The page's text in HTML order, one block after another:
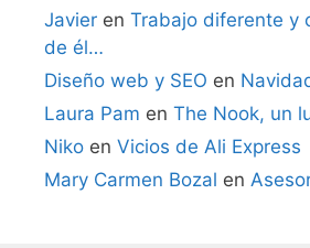
Javier en Trabajo diferente y
de él…
Diseño web y SEO en
Laura Pam en The Nook, un
Niko en Vicios de Ali Express
Mary Carmen Bozal en